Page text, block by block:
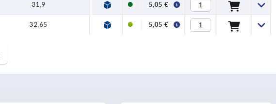
31,9 5,05 €
32,65 5,05 €